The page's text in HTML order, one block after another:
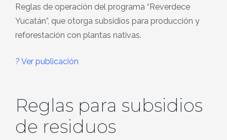
Reglas de operación del programa “Reverdece
Yucatán”, que otorga subsidios para producción y
reforestación con plantas nativas.
? Ver publicación
Reglas para subsidios
de residuos